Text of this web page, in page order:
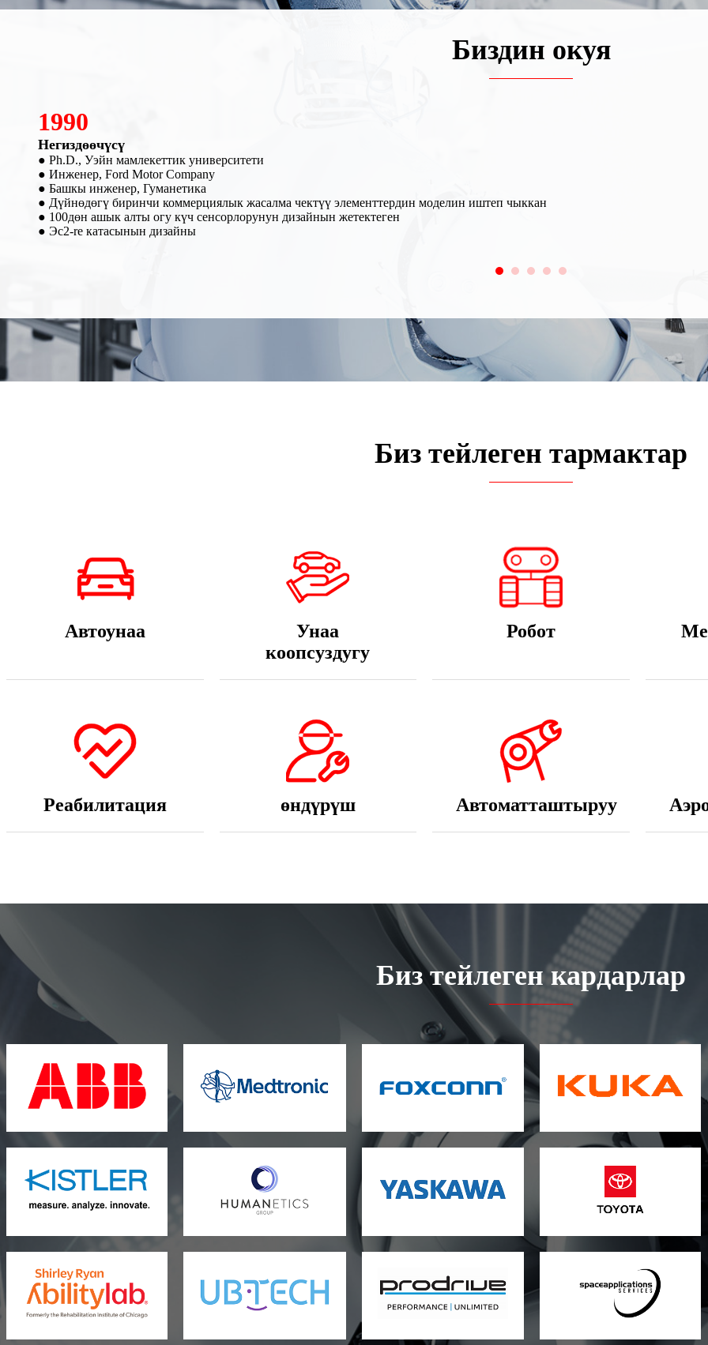
Биздин окуя
2007
Негиздөөчүсү SRI
● R&D
● ГУМАНЕТИКА менен кызматташуу. SRI тарабынан өндүрүлгөн кагылышуу муляжынын көп октуу күч сенсорлору
● SRI бренди менен GM, SAIC жана Volkswagen сыяктуу авто ишканалар менен кызматташкан
Автоунаа
Унаа
коопсуздугу
Робот
Реабилитация өндүрүш Автоматташтыруу
Биз тейлеген кардарлар